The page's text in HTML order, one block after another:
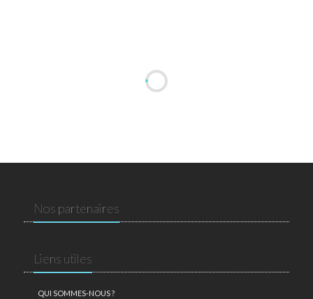
Nos partenaires
Liens utiles
QUI SOMMES-NOUS ?